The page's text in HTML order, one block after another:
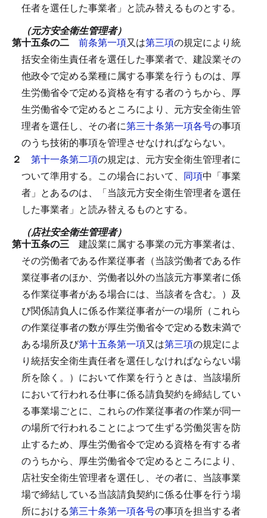
任者を選任した事業者」と読み替えるものとする。
（元方安全衛生管理者）
第十五条の二 前条第一項又は第三項の規定により統
括安全衛生責任者を選任した事業者で、建設業その
他政令で定める業種に属する事業を行うものは、厚
生労働省令で定める資格を有する者のうちから、厚
生労働省令で定めるところにより、元方安全衛生管
理者を選任し、その者に第三十条第一項各号の事項
のうち技術的事項を管理させなければならない。
２ 第十一条第二項の規定は、元方安全衛生管理者に
ついて準用する。 この場合において、 同項中「事業
者」とあるのは、「当該元方安全衛生管理者を選任
した事業者」と読み替えるものとする。
（店社安全衛生管理者）
第十五条の三 建設業に属する事業の元方事業者は、
その労働者である作業従事者（当該労働者である作
業従事者のほか、労働者以外の当該元方事業者に係
る作業従事者がある場合には、当該者を含む。）及
び関係請負人に係る作業従事者が一の場所（これら
の作業従事者の数が厚生労働省令で定める数未満で
ある場所及び第十五条第一項又は第三項の規定によ
り統括安全衛生責任者を選任しなければならない場
所を除く。）において作業を行うときは、当該場所
において行われる仕事に係る請負契約を締結してい
る事業場ごとに、これらの作業従事者の作業が同一
の場所で行われることによつて生ずる労働災害を防
止するため、厚生労働省令で定める資格を有する者
のうちから、厚生労働省令で定めるところにより、
店社安全衛生管理者を選任し、その者に、当該事業
場で締結している当該請負契約に係る仕事を行う場
所における第三十条第一項各号の事項を担当する者